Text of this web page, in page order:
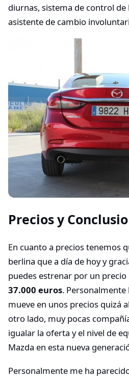
diurnas, sistema de control de
asistente de cambio
Precios y
En cuanto a precios tenemos
berlina que a día de hoy y
puedes estrenar por un
37.000 euros.
mueve en unos precios quizá
otro lado, muy pocas
igualar la oferta y el nivel de
Mazda en esta nueva
Personalmente me ha